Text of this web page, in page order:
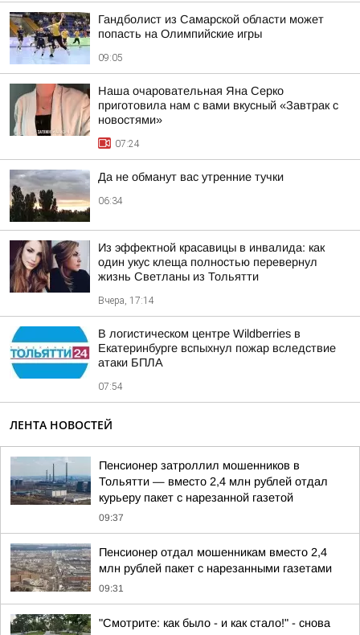
Гандболист из Самарской области может
попасть на Олимпийские игры
09:05
Наша очаровательная Яна Серко
приготовила нам с вами вкусный «Завтрак с
новостями»
07:24
Да не обманут вас утренние тучки
06:34
Из эффектной красавицы в инвалида: как
один укус клеща полностью перевернул
жизнь Светланы из Тольятти
Вчера, 17:14
В логистическом центре Wildberries в
Екатеринбурге вспыхнул пожар вследствие
атаки БПЛА
07:54
ЛЕНТА НОВОСТЕЙ
Пенсионер затроллил мошенников в
Тольятти — вместо 2,4 млн рублей отдал
курьеру пакет с нарезанной газетой
09:37
Пенсионер отдал мошенникам вместо 2,4
млн рублей пакет с нарезанными газетами
09:31
"Смотрите: как было - и как стало!" - снова